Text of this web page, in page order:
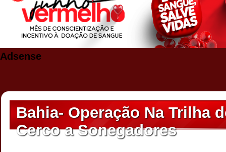
Adsense
Bahia- Operação Na Trilha
Cerco a Sonegadores